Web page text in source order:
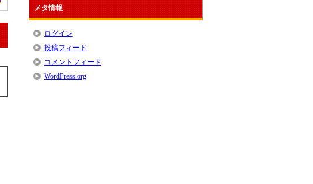
メタ情報
ログイン
投稿フィード
コメントフィード
WordPress.org